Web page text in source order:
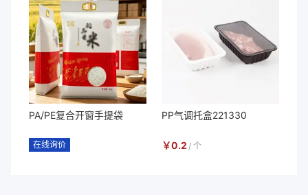
PA/PE复合开窗手提袋
在线询价
PP气调托盒221330
￥0.2 / 个